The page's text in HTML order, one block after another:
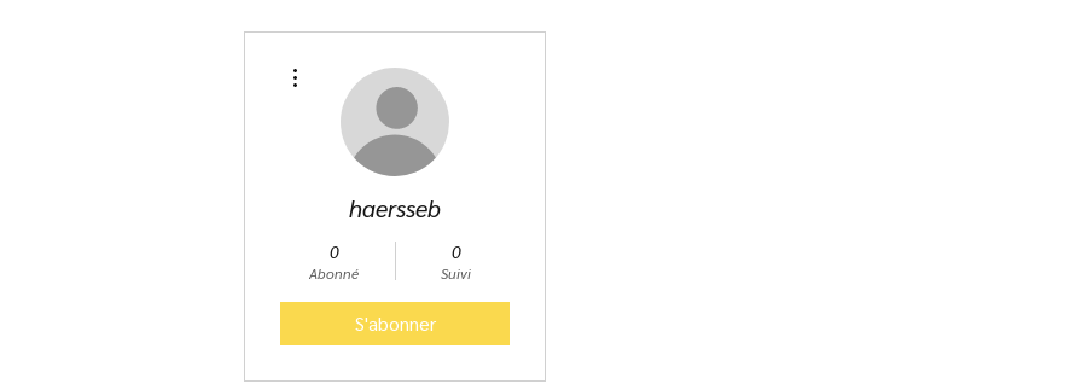
haersseb
0
Abonné
0
Suivi
S'abonner